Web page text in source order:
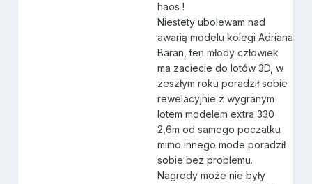
haos !
Niestety ubolewam nad
awarią modelu kolegi Adriana
Baran, ten młody człowiek
ma zaciecie do lotów 3D, w
zeszłym roku poradził sobie
rewelacyjnie z wygranym
lotem modelem extra 330
2,6m od samego poczatku
mimo innego mode poradził
sobie bez problemu.
Nagrody może nie były